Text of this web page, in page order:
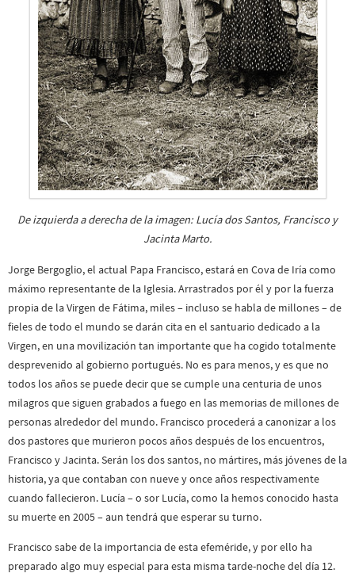
De izquierda a derecha de la imagen: Lucía dos Santos, Francisco y
Jacinta Marto.
Jorge Bergoglio, el actual Papa Francisco, estará en Cova de Iría como
máximo representante de la Iglesia. Arrastrados por él y por la fuerza
propia de la Virgen de Fátima, miles – incluso se habla de millones – de
fieles de todo el mundo se darán cita en el santuario dedicado a la
Virgen, en una movilización tan importante que ha cogido totalmente
desprevenido al gobierno portugués. No es para menos, y es que no
todos los años se puede decir que se cumple una centuria de unos
milagros que siguen grabados a fuego en las memorias de millones de
personas alrededor del mundo. Francisco procederá a canonizar a los
dos pastores que murieron pocos años después de los encuentros,
Francisco y Jacinta. Serán los dos santos, no mártires, más jóvenes de la
historia, ya que contaban con nueve y once años respectivamente
cuando fallecieron. Lucía – o sor Lucía, como la hemos conocido hasta
su muerte en 2005 – aun tendrá que esperar su turno.
Francisco sabe de la importancia de esta efeméride, y por ello ha
preparado algo muy especial para esta misma tarde-noche del día 12.